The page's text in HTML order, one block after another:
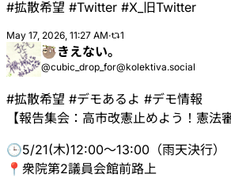
#拡散希望 #Twitter #X_旧Twitter
May 17, 2026, 11:27 AM· 1
🦥きえない。
@cubic_drop_for@kolektiva.social
#拡散希望 #デモあるよ #デモ情報
【報告集会：高市改憲止めよう！憲法
🕒5/21(木)12:00～13:00（雨天決行）
📍衆院第2議員会館前路上